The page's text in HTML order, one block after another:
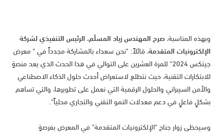
وبهذه المناسبة، صرح المهندس زياد المسلّم، الرئيس التنفيذي لشركة
الإلكترونيات المتقدمة، قائلاً: "نحن سعداء بالمشاركة مجدداً في " معرض
جيتكس 2024" للمرة العشرين على التوالي في هذا الحدث الذي يعد منصةٍ
للابتكارات التقنية، حيث نتطلع لاستعراض أحدث حلول الذكاء الاصطناعي
والأمن السيبراني والحلول الرقمية التي نعمل على تطويرها، والتي تساهم
بشكلٍ فاعلٍ في دعم معدلات النمو التقني والتجاري محلياً".
وسيحظى زوار جناح "الإلكترونيات المتقدمة" في المعرض بفرصةٍ